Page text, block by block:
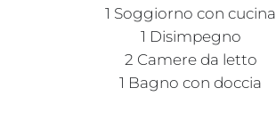
1 Soggiorno con cucina
1 Disimpegno
2 Camere da letto
1 Bagno con doccia